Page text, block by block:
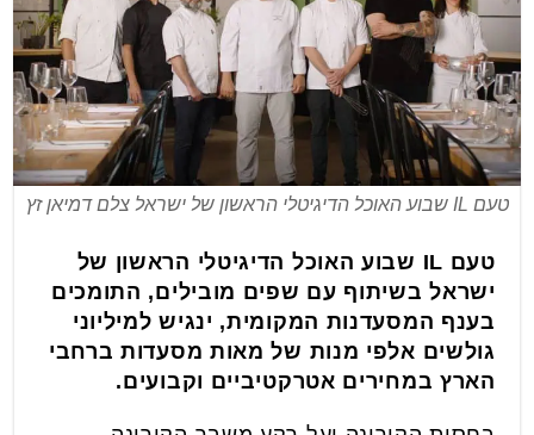
טעם IL שבוע האוכל הדיגיטלי הראשון של ישראל צלם דמיאן זץ
טעם IL שבוע האוכל הדיגיטלי הראשון של
ישראל בשיתוף עם שפים מובילים, התומכים
בענף המסעדנות המקומית, ינגיש למיליוני
גולשים אלפי מנות של מאות מסעדות ברחבי
הארץ במחירים אטרקטיביים וקבועים.